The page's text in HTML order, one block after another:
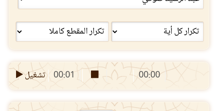
00:00
00:01 تشغيل